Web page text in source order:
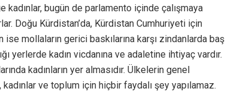
kadınlar, bugün de parlamento içinde çalışmaya
Doğu Kürdistan’da, Kürdistan Cumhuriyeti için
mollaların gerici baskılarına karşı zindanlarda baş
yerlerde kadın vicdanına ve adaletine ihtiyaç vardır.
kadınların yer almasıdır. Ülkelerin genel
ve toplum için hiçbir faydalı şey yapılamaz.